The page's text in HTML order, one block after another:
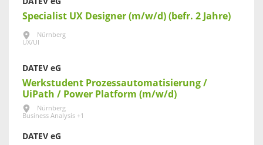
Specialist UX Designer (m/w/d) (befr. 2 Jahre)
Nürnberg
UX/UI
DATEV eG
Werkstudent Prozessautomatisierung /
UiPath / Power Platform (m/w/d)
Nürnberg
Business Analysis +1
DATEV eG